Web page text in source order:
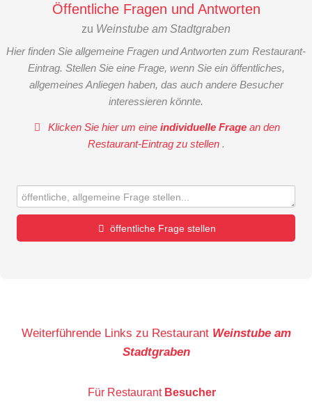
Öffentliche Fragen und Antworten
zu Weinstube am Stadtgraben
Hier finden Sie allgemeine Fragen und Antworten zum Restaurant-
Eintrag. Stellen Sie eine Frage, wenn Sie ein öffentliches,
allgemeines Anliegen haben, das auch andere Besucher
interessieren könnte.
Klicken Sie hier um eineindividuelle Frage an den
Restaurant-Eintrag zu stellen .
öffentliche Frage stellen
Weiterführende Links zu Restaurant Weinstube am
Stadtgraben
Für Restaurant Besucher